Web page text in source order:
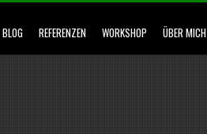
BLOG REFERENZEN WORKSHOP ÜBER MICH